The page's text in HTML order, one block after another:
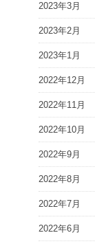
2023年3月
2023年2月
2023年1月
2022年12月
2022年11月
2022年10月
2022年9月
2022年8月
2022年7月
2022年6月